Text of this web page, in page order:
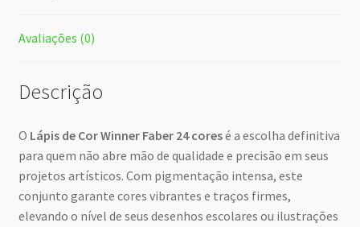
Avaliações (0)
Descrição
O Lápis de Cor Winner Faber 24 coresé a escolha definitiva
para quem não abre mão de qualidade e precisão em seus
projetos artísticos. Com pigmentação intensa, este
conjunto garante cores vibrantes e traços firmes,
elevando o nível de seus desenhos escolares ou ilustrações